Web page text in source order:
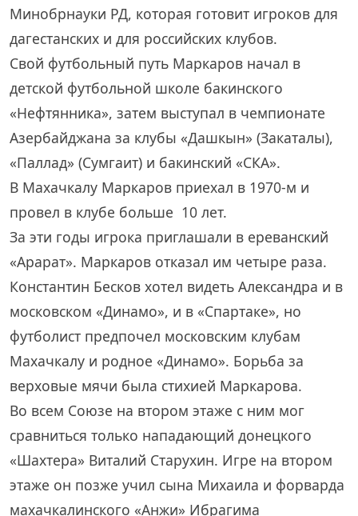
Минобрнауки РД, которая готовит игроков для
дагестанских и для российских клубов.
Свой футбольный путь Маркаров начал в
детской футбольной школе бакинского
«Нефтянника», затем выступал в чемпионате
Азербайджана за клубы «Дашкын» (Закаталы),
«Паллад» (Сумгаит) и бакинский «СКА».
В Махачкалу Маркаров приехал в 1970-м и
провел в клубе больше 10 лет.
За эти годы игрока приглашали в ереванский
«Арарат». Маркаров отказал им четыре раза.
Константин Бесков хотел видеть Александра и в
московском «Динамо», и в «Спартаке», но
футболист предпочел московским клубам
Махачкалу и родное «Динамо». Борьба за
верховые мячи была стихией Маркарова.
Во всем Союзе на втором этаже с ним мог
сравниться только нападающий донецкого
«Шахтера» Виталий Старухин. Игре на втором
этаже он позже учил сына Михаила и форварда
махачкалинского «Анжи» Ибрагима